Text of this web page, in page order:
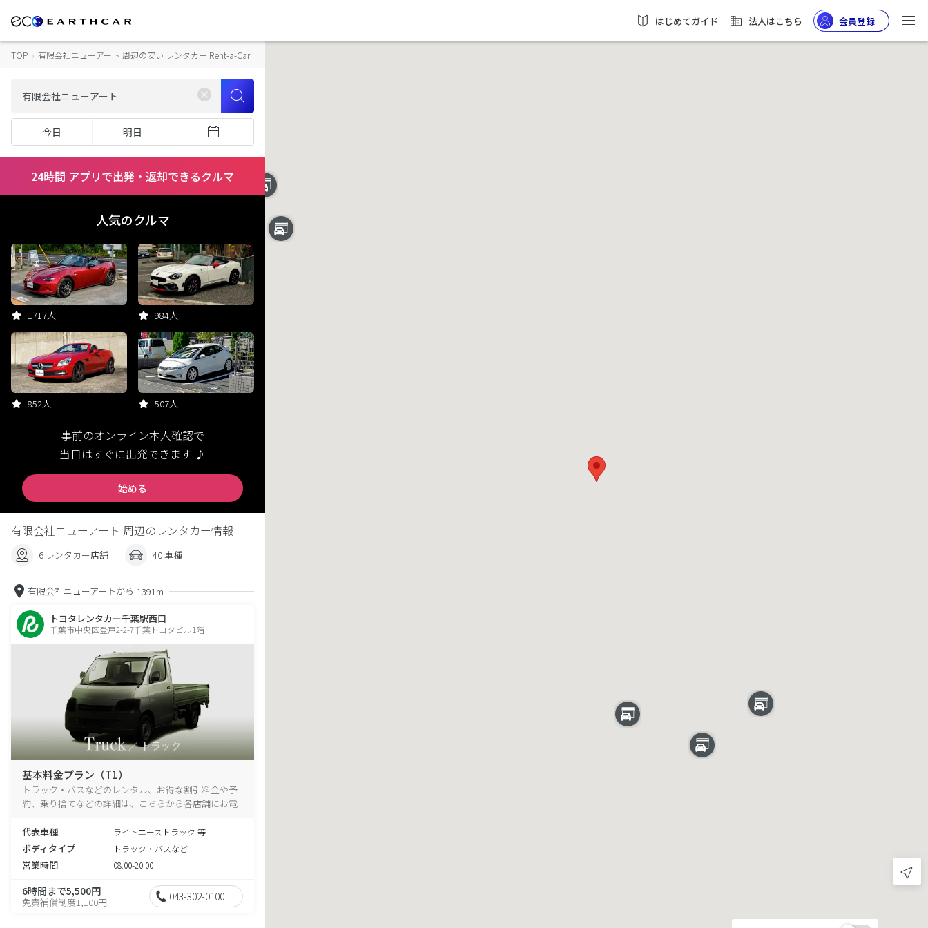
はじめてガイド 法人はこちら 会員登録
TOP › 有限会社ニューアート 周辺の安い レンタカー Rent-a-Car
今日 明日
24時間 アプリで出発・返却できるクルマ
人気のクルマ
1717人 984人
852人 507人
事前のオンライン本人確認で
当日はすぐに出発できます ♪
始める
有限会社ニューアート 周辺のレンタカー情報
6 レンタカー店舗 40 車種
有限会社ニューアートから 1391m
トヨタレンタカー千葉駅西口
千葉市中央区登戸2-2-7千葉トヨタビル1階
基本料金プラン（T1）
トラック・バスなどのレンタル、お得な割引料金や予
約、乗り捨てなどの詳細は、こちらから各店舗にお電
代表車種
ライトエーストラック 等
ボディタイプ トラック・バスなど
営業時間 08:00-20:00
6時間まで5,500円
免責補償制度1,100円 043-302-0100